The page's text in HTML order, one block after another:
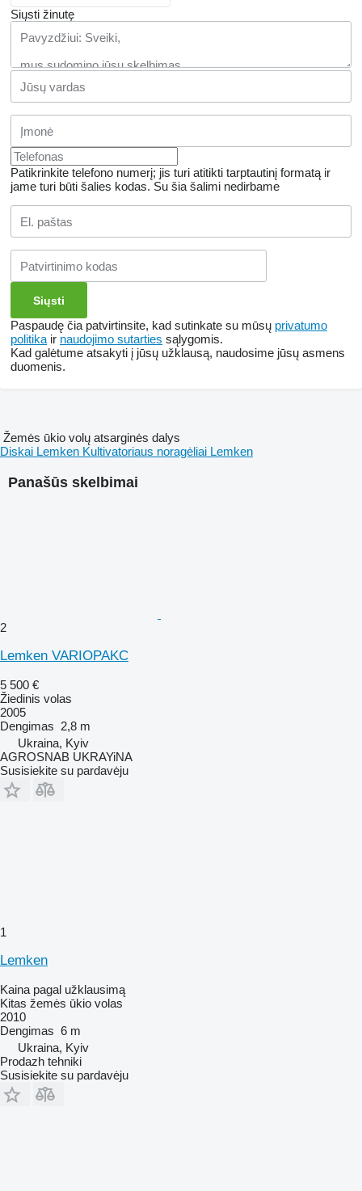
Siųsti žinutę
Patikrinkite telefono numerį; jis turi atitikti tarptautinį formatą ir
jame turi būti šalies kodas. Su šia šalimi nedirbame
Paspaudę čia patvirtinsite, kad sutinkate su mūsų privatumo
politika ir naudojimo sutarties sąlygomis.
Kad galėtume atsakyti į jūsų užklausą, naudosime jūsų asmens
duomenis.
Panašūs skelbimai
2
Lemken VARIOPAKC
5 500 €
Žiedinis volas
2005
Dengimas 2,8 m
Ukraina, Kyiv
AGROSNAB UKRAYiNA
Susisiekite su pardavėju
1
Lemken
Kaina pagal užklausimą
Kitas žemės ūkio volas
2010
Dengimas 6 m
Ukraina, Kyiv
Prodazh tehniki
Susisiekite su pardavėju
Žemės ūkio volų atsarginės dalys
Diskai Lemken Kultivatoriaus noragėliai Lemken